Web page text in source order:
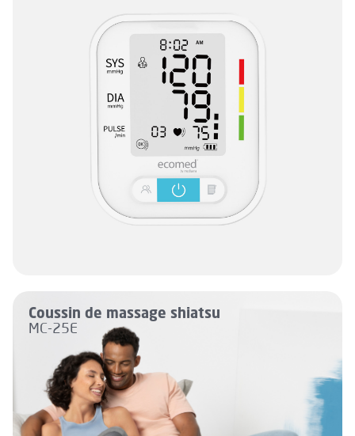
Coussin de massage shiatsu
MC-25E